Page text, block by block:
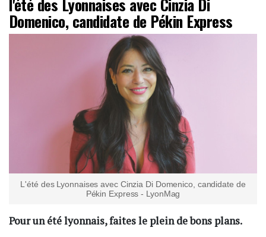
Domenico, candidate de Pékin Express
L'été des Lyonnaises avec Cinzia Di Domenico, candidate de
Pékin Express - LyonMag
Pour un été lyonnais, faites le plein de bons plans.